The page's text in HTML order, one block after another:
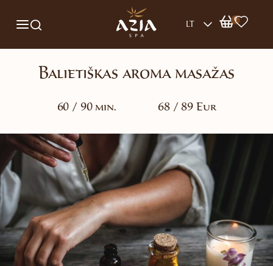
LT
0
Balietiškas aroma masažas
60 / 90 min. 68 / 89 Eur